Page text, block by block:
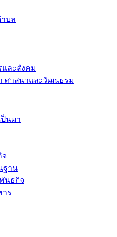
ำบล
และสังคม
ศาสนาและวัฒนธรม
ป็นมา
จ
ฐาน
นธกิจ
าร